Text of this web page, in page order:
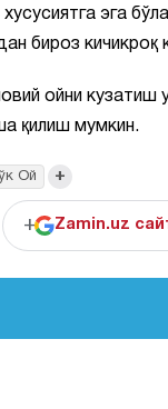
хусусиятга эга
бироз кичикроқ
ойни кузатиш
қилиш мумкин.
Ой +
+ Zamin.uz